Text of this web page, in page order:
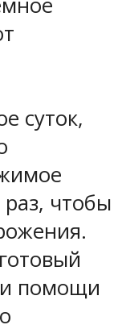
суток,
чтобы
помощи